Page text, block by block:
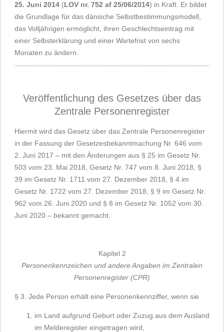
25. Juni 2014 (LOV nr. 752 af 25/06/2014) in Kraft. Er bildet
die Grundlage für das dänische Selbstbestimmungsmodell,
das Volljährigen ermöglicht, ihren Geschlechtseintrag mit
einer Selbsterklärung und einer Wartefrist von sechs
Monaten zu ändern.
Veröffentlichung des Gesetzes über das
Zentrale Personenregister
Hiermit wird das Gesetz über das Zentrale Personenregister
in der Fassung der Gesetzesbekanntmachung Nr. 646 vom
2. Juni 2017 – mit den Änderungen aus § 25 im Gesetz Nr.
503 vom 23. Mai 2018, Gesetz Nr. 747 vom 8. Juni 2018, §
39 im Gesetz Nr. 1711 vom 27. Dezember 2018, § 4 im
Gesetz Nr. 1722 vom 27. Dezember 2018, § 9 im Gesetz Nr.
962 vom 26. Juni 2020 und § 8 im Gesetz Nr. 1052 vom 30.
Juni 2020 – bekannt gemacht.
Kapitel 2
Personenkennzeichen und andere Angaben im Zentralen
Personenregister (CPR)
§ 3. Jede Person erhält eine Personenkennziffer, wenn sie
im Land aufgrund Geburt oder Zuzug aus dem Ausland
im Melderegister eingetragen wird,